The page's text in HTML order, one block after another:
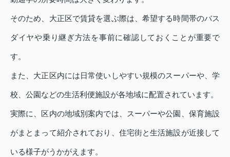
そのため、大正区で賃貸を選ぶ際は、希望する時間帯のバス
ダイヤや乗り継ぎ方法を事前に確認しておくことが重要で
す。
また、大正区内には日常使いしやすい規模のスーパーや、学
校、公園などの生活利便施設が各地域に配置されています。
実際に、区内の地域別案内では、スーパーや公園、保育施設
がまとまって紹介されており、住宅街と生活施設が近接して
いる様子がうかがえます。